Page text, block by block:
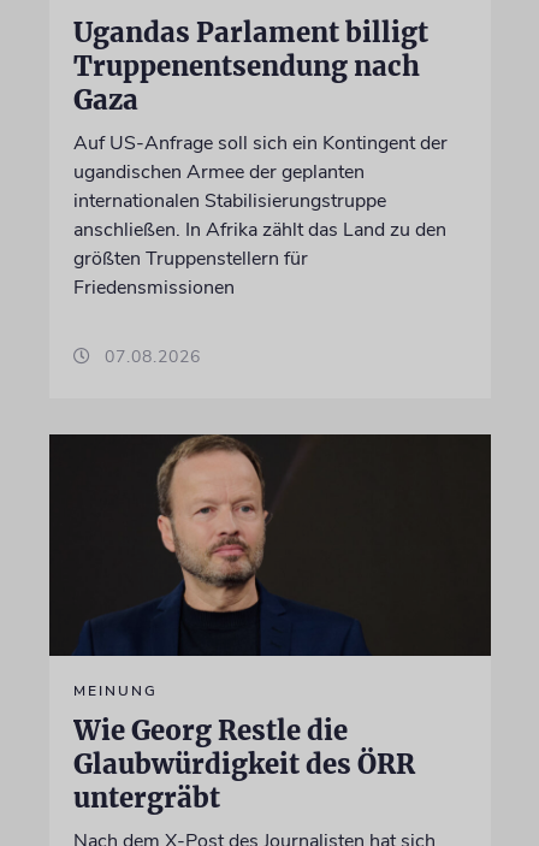
Ugandas Parlament billigt
Truppenentsendung nach
Gaza
Auf US-Anfrage soll sich ein Kontingent der
ugandischen Armee der geplanten
internationalen Stabilisierungstruppe
anschließen. In Afrika zählt das Land zu den
größten Truppenstellern für
Friedensmissionen
07.08.2026
MEINUNG
Wie Georg Restle die
Glaubwürdigkeit des ÖRR
untergräbt
Nach dem X-Post des Journalisten hat sich